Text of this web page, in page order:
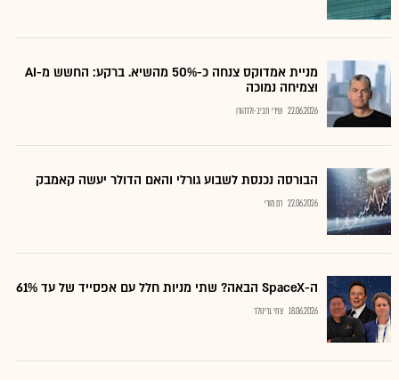
מניית אמדוקס צנחה כ-50% מהשיא. ברקע: החשש מ-AI
וצמיחה נמוכה
22.06.2026 שירי חביב-ולדהורן
הבורסה נכנסת לשבוע גורלי והאם הדולר יעשה קאמבק
22.06.2026 רם מורי
ה-SpaceX הבאה? שתי מניות חלל עם אפסייד של עד 61%
18.06.2026 צחי גרינולד